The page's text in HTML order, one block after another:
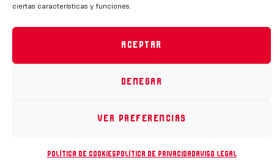
ciertas características y funciones.
Aceptar
Denegar
Ver preferencias
Política de cookies Política de privacidadAviso legal